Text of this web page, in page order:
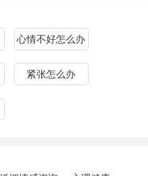
心情不好怎么办
紧张怎么办